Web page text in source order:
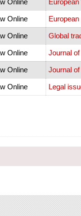
Online
Online
Online Global
Online Journal
Online Journal
Online Legal